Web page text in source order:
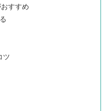
すすめ
ツ